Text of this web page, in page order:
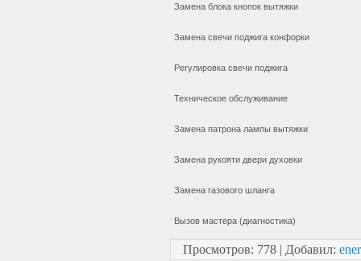
Замена блока кнопок вытяжки
Замена свечи поджига конфорки
Регулировка свечи поджига
Техническое обслуживание
Замена патрона лампы вытяжки
Замена рукояти двери духовки
Замена газового шланга
Вызов мастера (диагностика)
Просмотров: 778 | Добавил: